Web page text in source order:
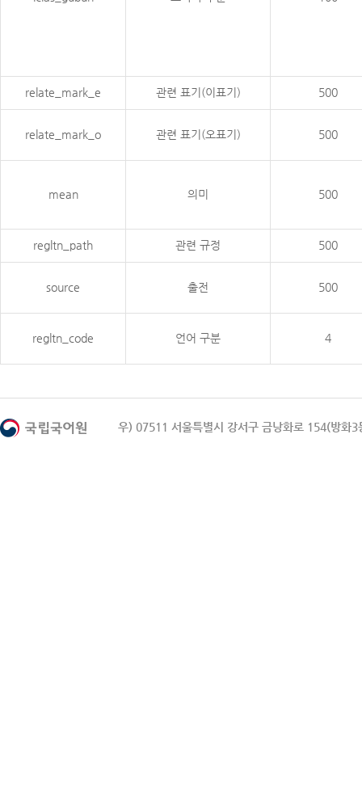
relate_mark_e 관련 표기(이표기) 500
relate_mark_o 관련 표기(오표기) 500
mean 의미 500
regltn_path 관련 규정 500
source 출전 500
regltn_code 언어 구분 4
우) 07511 서울특별시 강서구 금낭화로 154(방화3